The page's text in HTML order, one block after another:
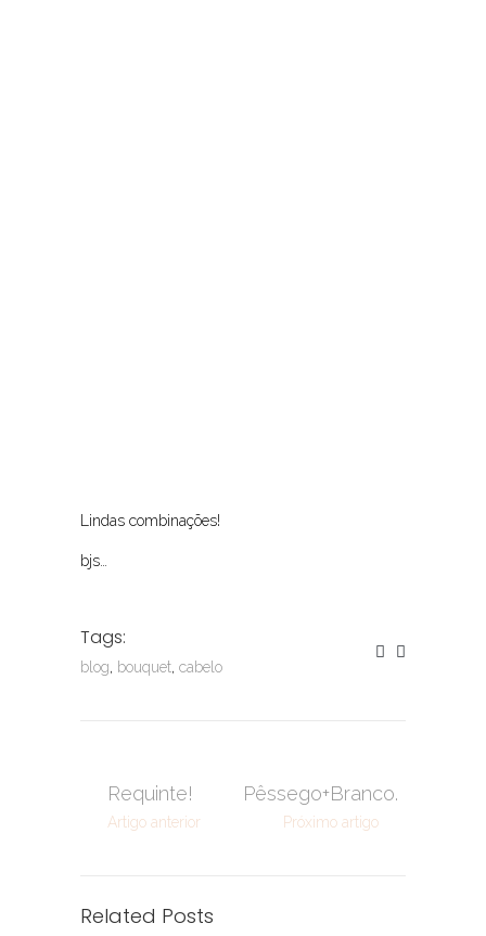
Lindas combinações!
bjs…
Tags:
blog, bouquet, cabelo
Requinte!
Artigo anterior
Pêssego+Branco.
Próximo artigo
Related Posts